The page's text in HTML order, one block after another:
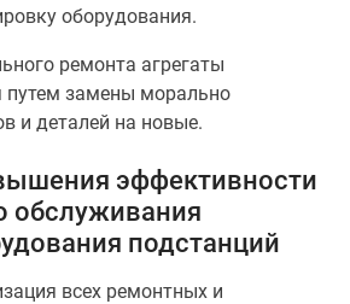
оборудования.
ремонта агрегаты
путем замены морально
и деталей на новые.
эффективности
обслуживания
подстанций
всех ремонтных и